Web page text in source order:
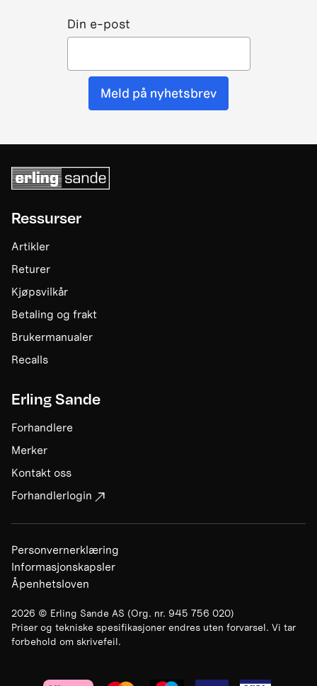
Din e-post
Meld på nyhetsbrev
Ressurser
Artikler
Returer
Kjøpsvilkår
Betaling og frakt
Brukermanualer
Recalls
Erling Sande
Forhandlere
Merker
Kontakt oss
Forhandlerlogin
2026 © Erling Sande AS (Org. nr. 945 756 020)
Priser og tekniske spesifikasjoner endres uten forvarsel. Vi tar
forbehold om skrivefeil.
Personvernerklæring
Informasjonskapsler
Åpenhetsloven